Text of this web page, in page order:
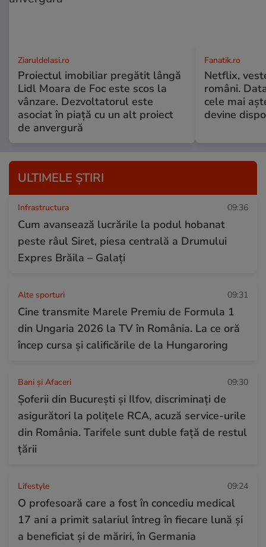
ZiaruldeIasi.ro
Proiectul imobiliar pregătit lângă
Lidl Moara de Foc este scos la
vânzare. Dezvoltatorul este
asociat în piață cu un alt proiect
de anvergură
Fanatik.ro
Netflix,
români.
cele mai
devine
ULTIMELE ȘTIRI
Infrastructura 09:36
Cum avansează lucrările la podul hobanat
peste râul Siret, piesa centrală a Drumului
Expres Brăila – Galați
Alte sporturi 09:31
Cine transmite Marele Premiu de Formula 1
din Ungaria 2026 la TV în România. La ce oră
încep cursa și calificările de la Hungaroring
Bani și Afaceri 09:30
Șoferii din București și Ilfov, discriminați de
asigurători la polițele RCA, acuză service-urile
din România. Tarifele sunt duble față de restul
țării
Lifestyle 09:24
O profesoară care a fost în concediu medical
17 ani a primit salariul întreg în fiecare lună și
a beneficiat și de măriri, în Germania